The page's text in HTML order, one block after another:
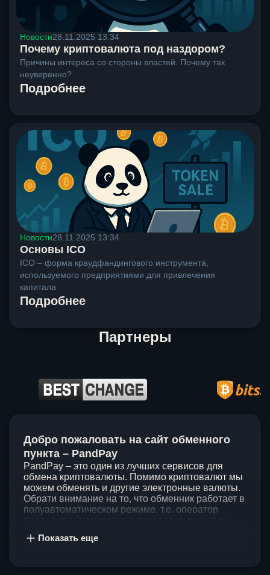
Новости28.11.2025 13:34
Почему криптовалюта под наздором?
Причины интереса со стороны властей. Почему так
неуверенно?
Подробнее
Новости28.11.2025 13:34
Основы ICO
ICO – форма краудфандингового инструмента,
используемого предприятиями для привлечения
капитала
Подробнее
Партнеры
Добро пожаловать на сайт обменного
пункта – PandPay
PandPay – это один из лучших сервисов для
обмена криптовалюты. Помимо криптовалют мы
можем обменять и другие электронные валюты.
Обрати внимание на то, что обменник работает в
полуавтоматическом режиме, т.е. оператор
клиентов, поэтому стараемся проводить обмены
Показать еще